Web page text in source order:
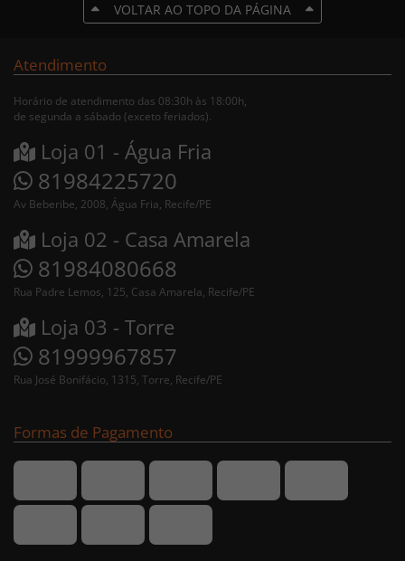
VOLTAR AO TOPO DA PÁGINA
Atendimento
Horário de atendimento das 08:30h às 18:00h,
de segunda a sábado (exceto feriados).
Loja 01 - Água Fria
81984225720
Av Beberibe, 2008, Água Fria, Recife/PE
Loja 02 - Casa Amarela
81984080668
Rua Padre Lemos, 125, Casa Amarela, Recife/PE
Loja 03 - Torre
81999967857
Rua José Bonifácio, 1315, Torre, Recife/PE
Formas de Pagamento